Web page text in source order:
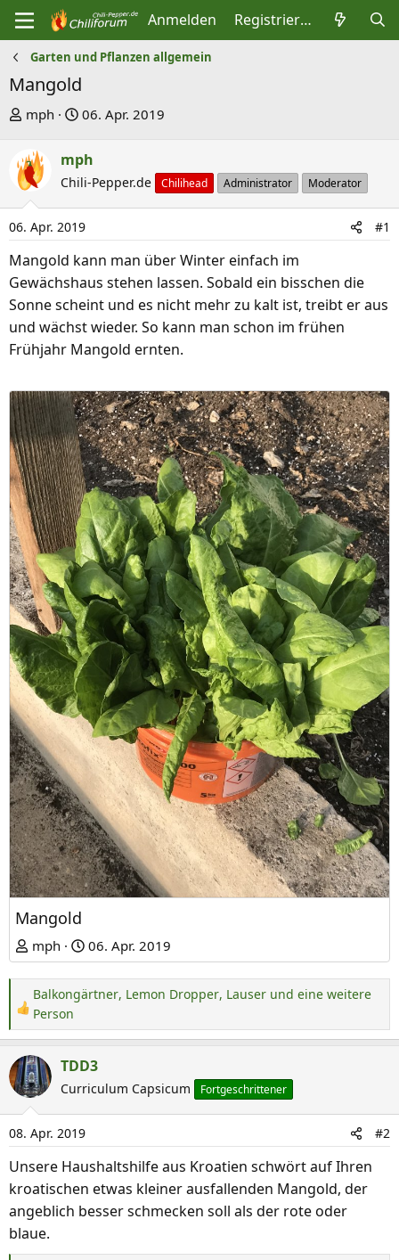
Anmelden Registrieren
Garten und Pflanzen allgemein
Mangold
E
s
t
e
l
e
r
mph
E
s
t
l
l
t
a
m
06. Apr. 2019
mph
Chili-Pepper.de Chilihead Administrator Moderator
06. Apr. 2019 #1
Mangold kann man über Winter einfach im
Gewächshaus stehen lassen. Sobald ein bisschen die
Sonne scheint und es nicht mehr zu kalt ist, treibt er aus
und wächst wieder. So kann man schon im frühen
Frühjahr Mangold ernten.
Mangold
mph 06. Apr. 2019
R
e
k
t
i
o
n
e
n
:
Balkongärtner, Lemon Dropper, Lauser und eine weitere
Person
TDD3
Curriculum Capsicum Fortgeschrittener
08. Apr. 2019 #2
Unsere Haushaltshilfe aus Kroatien schwört auf Ihren
kroatischen etwas kleiner ausfallenden Mangold, der
angeblich besser schmecken soll als der rote oder
blaue.